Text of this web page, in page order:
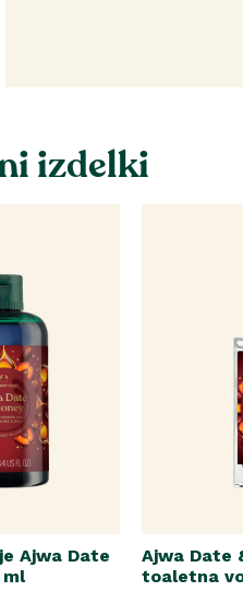
izdelki
Ajwa Date
ml
Ajwa Date
toaletna